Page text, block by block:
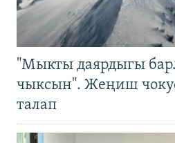
"Мыкты даярдыгы
чыксын". Жеңиш
талап